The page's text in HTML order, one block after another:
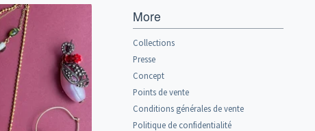
More
Collections
Presse
Concept
Points de vente
Conditions générales de vente
Politique de confidentialité